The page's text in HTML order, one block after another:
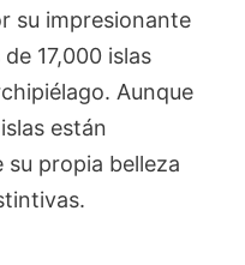
su impresionante
17,000 islas
Aunque
están
su propia belleza